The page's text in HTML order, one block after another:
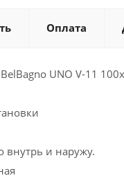
Оплата
UNO V-11
внутрь и наружу.